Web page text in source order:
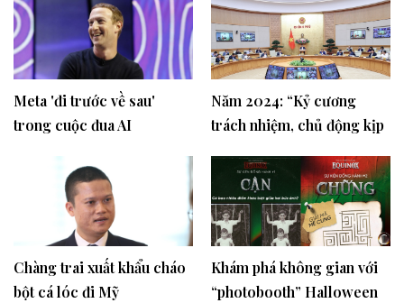
Meta 'đi trước về sau'
trong cuộc đua AI
Năm 2024: “Kỷ cương
trách nhiệm, chủ động kịp
hiệu quả bền vững”
Chàng trai xuất khẩu cháo
bột cá lóc đi Mỹ
Khám phá không gian với
“photobooth” Halloween